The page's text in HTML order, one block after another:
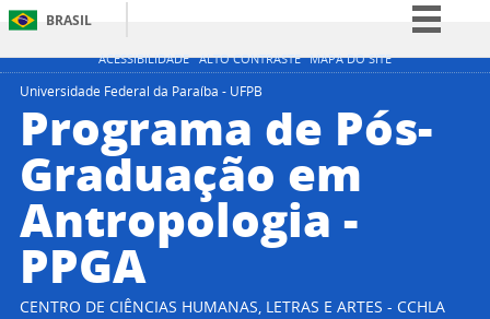
ACESSIBILIDADE ALTO CONTRASTE MAPA DO SITE
BRASIL
Simplifique!
Participe
Legislação
Canais
Universidade Federal da Paraíba - UFPB
Programa de Pós-
Graduação em
Antropologia -
PPGA
CENTRO DE CIÊNCIAS HUMANAS, LETRAS E ARTES - CCHLA